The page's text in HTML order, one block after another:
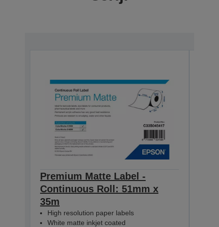
Premium Matte Label -
Continuous Roll: 51mm x
35m
High resolution paper labels
White matte inkjet coated